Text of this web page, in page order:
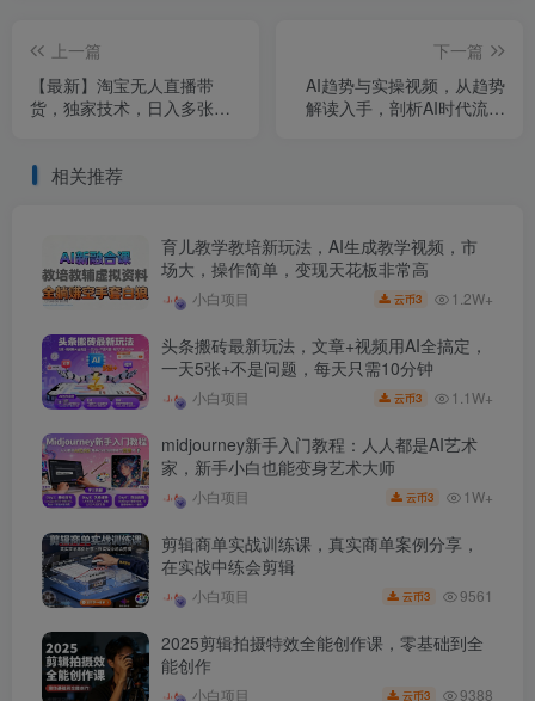
上一篇
【最新】淘宝无人直播带
货，独家技术，日入多张，
下一篇
AI趋势与实操视频，从趋势
解读入手，剖析AI时代流量
相关推荐
育儿教学教培新玩法，AI生成教学视频，市
场大，操作简单，变现天花板非常高
小白项目 云币3 1.2W+
头条搬砖最新玩法，文章+视频用AI全搞定，
一天5张+不是问题，每天只需10分钟
小白项目 云币3 1.1W+
midjourney新手入门教程：人人都是AI艺术
家，新手小白也能变身艺术大师
小白项目 云币3 1W+
剪辑商单实战训练课，真实商单案例分享，
在实战中练会剪辑
小白项目 云币3 9561
2025剪辑拍摄特效全能创作课，零基础到全
能创作
小白项目 云币3 9388